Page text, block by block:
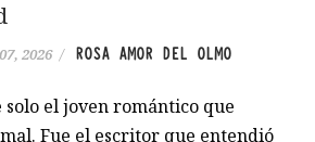
2026 / ROSA AMOR DEL OLMO
solo el joven romántico que
Fue el escritor que entendió